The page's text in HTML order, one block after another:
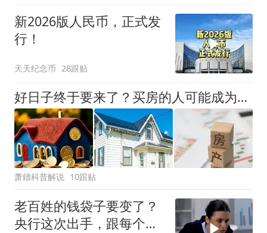
新2026版人民币，正式发
行！
天天纪念币 28跟贴
好日子终于要来了？买房的人可能成为人生赢家，唱衰的人会哭吗
萧鑟科普解说 10跟贴
老百姓的钱袋子要变了？
央行这次出手，跟每个人